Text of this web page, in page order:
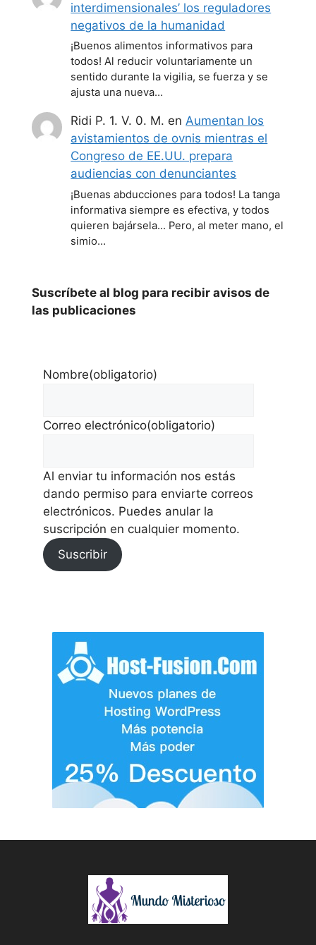
interdimensionales’ los reguladores
negativos de la humanidad
¡Buenos alimentos informativos para
todos! Al reducir voluntariamente un
sentido durante la vigilia, se fuerza y se
ajusta una nueva…
Ridi P. 1. V. 0. M. enAumentan los
avistamientos de ovnis mientras el
Congreso de EE.UU. prepara
audiencias con denunciantes
¡Buenas abducciones para todos! La tanga
informativa siempre es efectiva, y todos
quieren bajársela... Pero, al meter mano, el
simio…
Suscríbete al blog para recibir avisos de
las publicaciones
Nombre(obligatorio)
Correo electrónico(obligatorio)
Al enviar tu información nos estás
dando permiso para enviarte correos
electrónicos. Puedes anular la
suscripción en cualquier momento.
Suscribir